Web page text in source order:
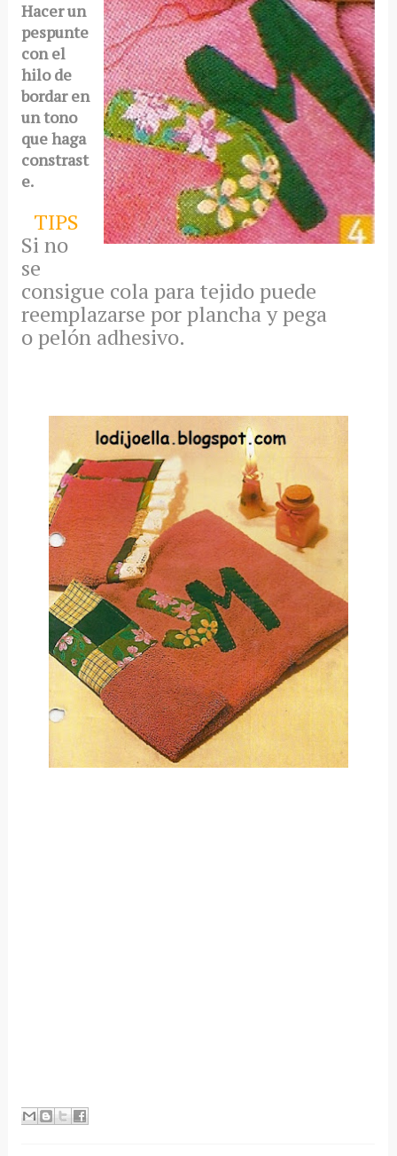
Hacer un
pespunte
con el
hilo de
bordar en
un tono
que haga
constrast
e.
TIPS
Si no
se
consigue cola para tejido puede
reemplazarse por plancha y pega
o pelón adhesivo.